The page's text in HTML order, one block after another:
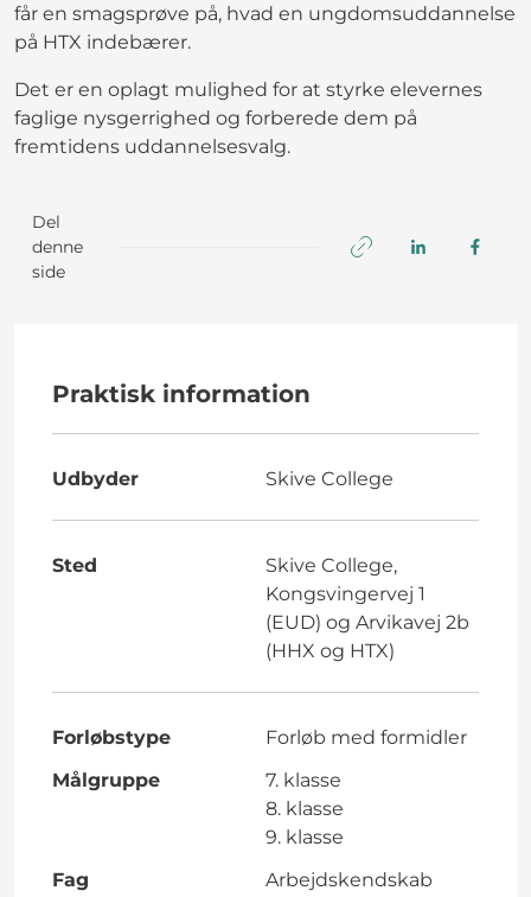
får en smagsprøve på, hvad en ungdomsuddannelse
på HTX indebærer.
Det er en oplagt mulighed for at styrke elevernes
faglige nysgerrighed og forberede dem på
fremtidens uddannelsesvalg.
Del
denne
side
Praktisk information
Udbyder Skive College
Sted
Skive College,
Kongsvingervej 1
(EUD) og Arvikavej 2b
(HHX og HTX)
Forløbstype
Forløb med formidler
Målgruppe
7. klasse
8. klasse
9. klasse
Fag
Arbejdskendskab